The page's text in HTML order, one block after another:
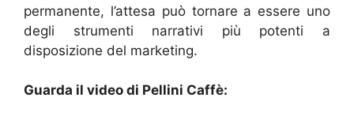
permanente, l’attesa può tornare a essere uno
degli strumenti narrativi più potenti a
disposizione del marketing.
Guarda il video di Pellini Caffè: